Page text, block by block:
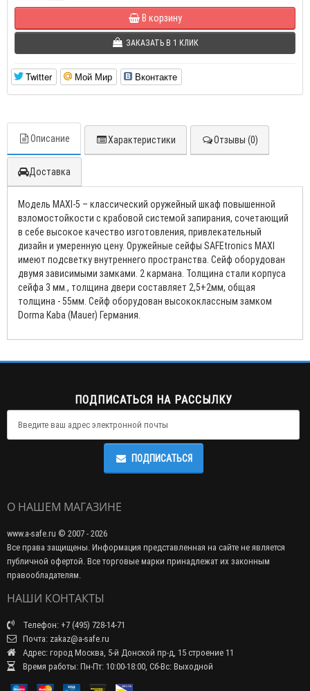
В корзину
ЗАКАЗАТЬ В 1 КЛИК
Twitter Мой Мир Вконтакте
Описание Характеристики Отзывы (0)
Доставка
Модель MAXI-5 – классический оружейный шкаф повышенной
взломостойкости с крабовой системой запирания, сочетающий
в себе высокое качество изготовления, привлекательный
дизайн и умеренную цену. Оружейные сейфы SAFEtronics MAXI
имеют подсветку внутреннего пространства. Сейф оборудован
двумя зависимыми замками. 2 кармана. Толщина стали корпуса
сейфа 3 мм., толщина двери составляет 2,5+2мм, общая
толщина - 55мм. Сейф оборудован высококлассным замком
Dorma Kaba (Mauer) Германия.
ПОДПИСАТЬСЯ НА РАССЫЛКУ
ПОДПИСАТЬСЯ
О НАШЕМ МАГАЗИНЕ
www.a-safe.ru © 2007 - 2026
Все права защищены. Информация представленная на сайте не является
публичной офертой. Все торговые марки принадлежат их законным
правообладателям.
НАШИ КОНТАКТЫ
Телефон: +7 (495) 728-14-71
Почта: zakaz@a-safe.ru
Адрес: город Москва, 5-й Донской пр-д, 15 строение 11
Время работы: Пн-Пт: 10:00-18:00, Сб-Вс: Выходной